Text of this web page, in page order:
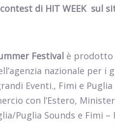
di HIT WEEK sul
Festival è prodotto
nazionale per i
Eventi., Fimi e Puglia
con l’Estero,
Puglia Sounds e Fimi